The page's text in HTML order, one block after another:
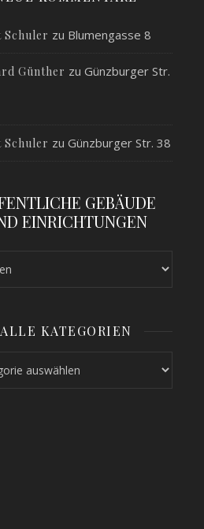
Schuler zu Blumengasse 8
Günther zu Günzburger Str.
Schuler zu Günzburger Str. 38
GEBÄUDE
EINRICHTUNGEN
ALLE KATEGORIEN